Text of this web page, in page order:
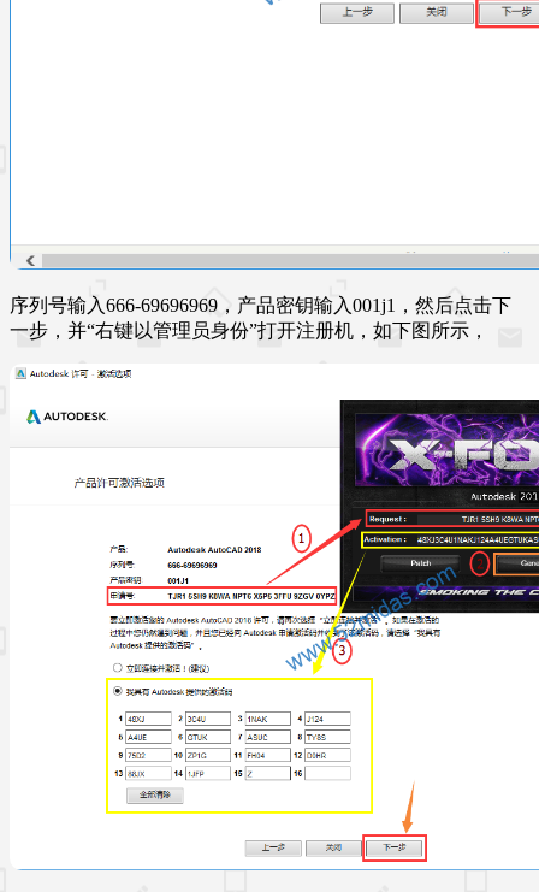
序列号输入666-69696969，产品密钥输入001j1，然后点击下
一步，并“右键以管理员身份”打开注册机，如下图所示，